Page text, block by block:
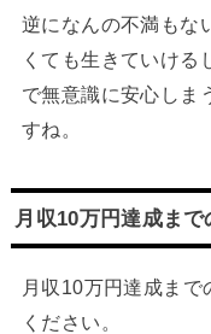
逆になんの不満もな
くても生きていける
で無意識に安心しま
すね。
月収10万円達成ま
月収10万円達成ま
ください。